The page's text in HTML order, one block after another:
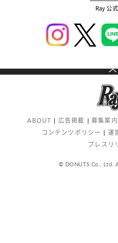
Ray 公
ABOUT 広告掲載 募集案内
コンテンツポリシー
運
プレスリ
© DONUTS Co., Ltd.